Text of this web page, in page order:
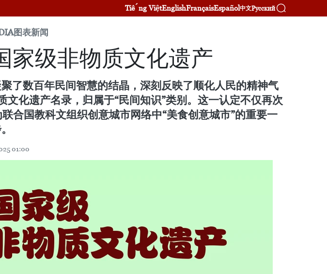
Tiếng ViệtEnglishFrançaisEspañol中文Русский
图表新闻
家级非物质文化遗产
了数百年民间智慧的结晶，深刻反映了顺化人民的精神气
化遗产名录，归属于“民间知识”类别。这一认定不仅再次
合国教科文组织创意城市网络中“美食创意城市”的重要一
01:00